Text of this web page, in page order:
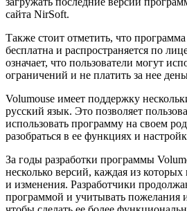
сайта NirSoft.
Также стоит отметить, что
бесплатна и распространяется по
означает, что пользователи могут
ограничений и не платить за нее
Volumouse имеет поддержку
русский язык. Это позволяет
использовать программу на своем
разобраться в ее функциях и
За годы разработки программы
несколько версий, каждая из
и изменения. Разработчики
программой и учитывать пожелания